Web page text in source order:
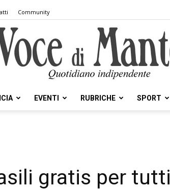
Community
Voce
EVENTI RUBRICHE SPORT
gratis per tutti